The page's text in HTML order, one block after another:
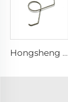
Hongsheng Torsion Coil Spring Metal Inox Spiral Torsion Springs